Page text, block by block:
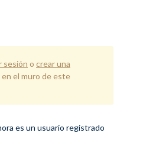
sesión o crear una
en el muro de este
es un usuario registrado